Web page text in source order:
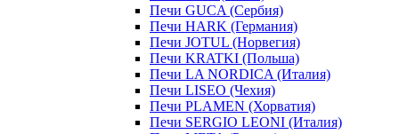
Печи GUCA (Сербия)
Печи HARK (Германия)
Печи JOTUL (Норвегия)
Печи KRATKI (Польша)
Печи LA NORDICA (Италия)
Печи LISEO (Чехия)
Печи PLAMEN (Хорватия)
Печи SERGIO LEONI (Италия)